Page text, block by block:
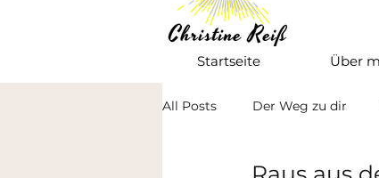
Startseite Über
All Posts Der Weg zu dir